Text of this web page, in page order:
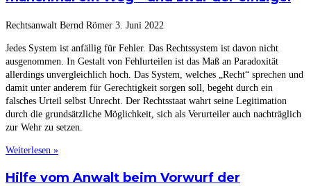
Rechtsanwalt Bernd Römer 3. Juni 2022
Jedes System ist anfällig für Fehler. Das Rechtssystem ist davon nicht
ausgenommen. In Gestalt von Fehlurteilen ist das Maß an Paradoxität
allerdings unvergleichlich hoch. Das System, welches „Recht“ sprechen und
damit unter anderem für Gerechtigkeit sorgen soll, begeht durch ein
falsches Urteil selbst Unrecht. Der Rechtsstaat wahrt seine Legitimation
durch die grundsätzliche Möglichkeit, sich als Verurteiler auch nachträglich
zur Wehr zu setzen.
Weiterlesen »
Hilfe vom Anwalt beim Vorwurf der